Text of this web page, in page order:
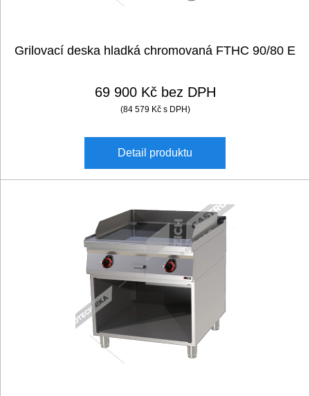
Grilovací deska hladká chromovaná FTHC 90/80 E
69 900 Kč bez DPH
(84 579 Kč s DPH)
Detail produktu